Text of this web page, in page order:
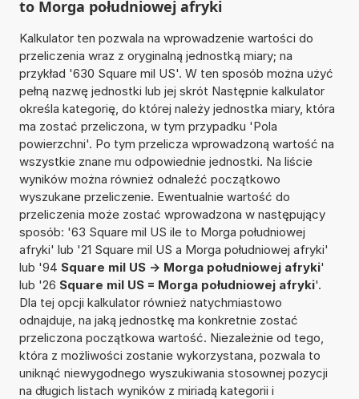
to Morga południowej afryki
Kalkulator ten pozwala na wprowadzenie wartości do
przeliczenia wraz z oryginalną jednostką miary; na
przykład '630 Square mil US'. W ten sposób można użyć
pełną nazwę jednostki lub jej skrót Następnie kalkulator
określa kategorię, do której należy jednostka miary, która
ma zostać przeliczona, w tym przypadku 'Pola
powierzchni'. Po tym przelicza wprowadzoną wartość na
wszystkie znane mu odpowiednie jednostki. Na liście
wyników można również odnaleźć początkowo
wyszukane przeliczenie. Ewentualnie wartość do
przeliczenia może zostać wprowadzona w następujący
sposób: '63 Square mil US ile to Morga południowej
afryki' lub '21 Square mil US a Morga południowej afryki'
lub '94 Square mil US -> Morga południowej afryki'
lub '26 Square mil US = Morga południowej afryki'.
Dla tej opcji kalkulator również natychmiastowo
odnajduje, na jaką jednostkę ma konkretnie zostać
przeliczona początkowa wartość. Niezależnie od tego,
która z możliwości zostanie wykorzystana, pozwala to
uniknąć niewygodnego wyszukiwania stosownej pozycji
na długich listach wyników z miriadą kategorii i